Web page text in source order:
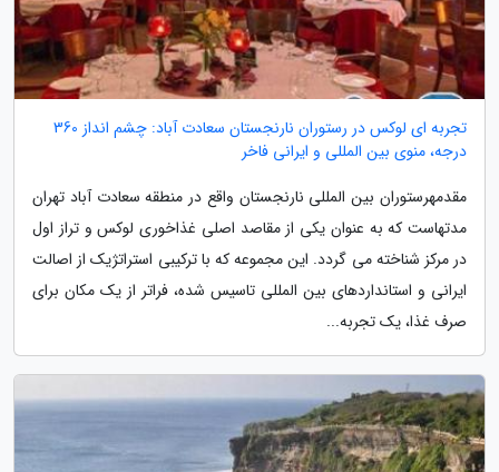
تجربه ای لوکس در رستوران نارنجستان سعادت آباد: چشم انداز 360
درجه، منوی بین المللی و ایرانی فاخر
مقدمهرستوران بین المللی نارنجستان واقع در منطقه سعادت آباد تهران
مدتهاست که به عنوان یکی از مقاصد اصلی غذاخوری لوکس و تراز اول
در مرکز شناخته می گردد. این مجموعه که با ترکیبی استراتژیک از اصالت
ایرانی و استانداردهای بین المللی تاسیس شده، فراتر از یک مکان برای
صرف غذا، یک تجربه...